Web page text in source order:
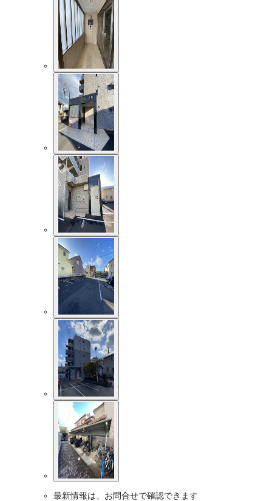
最新情報は、お問合せで確認できます